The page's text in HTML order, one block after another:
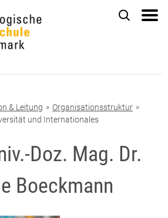
& Leitung
Organisationsstruktur
und Internationales
Doz. Mag. Dr.
Boeckmann